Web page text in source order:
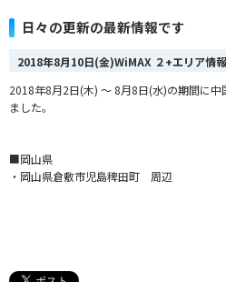
UQ mobile
日々の更新の最新情報です
2018年8月10日(金)WiMAX ２+エリア情報
2018年8月2日(木) ～ 8月8日(水)の期間に
ました。
■岡山県
・岡山県倉敷市児島稗田町 周辺